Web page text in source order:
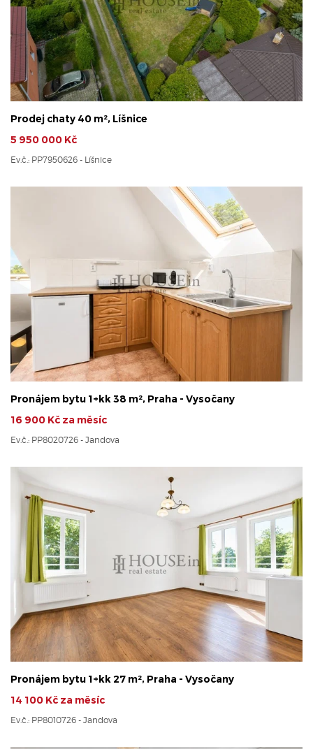
Prodej chaty 40 m², Líšnice
5 950 000 Kč
Ev.č.: PP7950626 - Líšnice
Pronájem bytu 1+kk 38 m², Praha - Vysočany
16 900 Kč za měsíc
Ev.č.: PP8020726 - Jandova
Pronájem bytu 1+kk 27 m², Praha - Vysočany
14 100 Kč za měsíc
Ev.č.: PP8010726 - Jandova